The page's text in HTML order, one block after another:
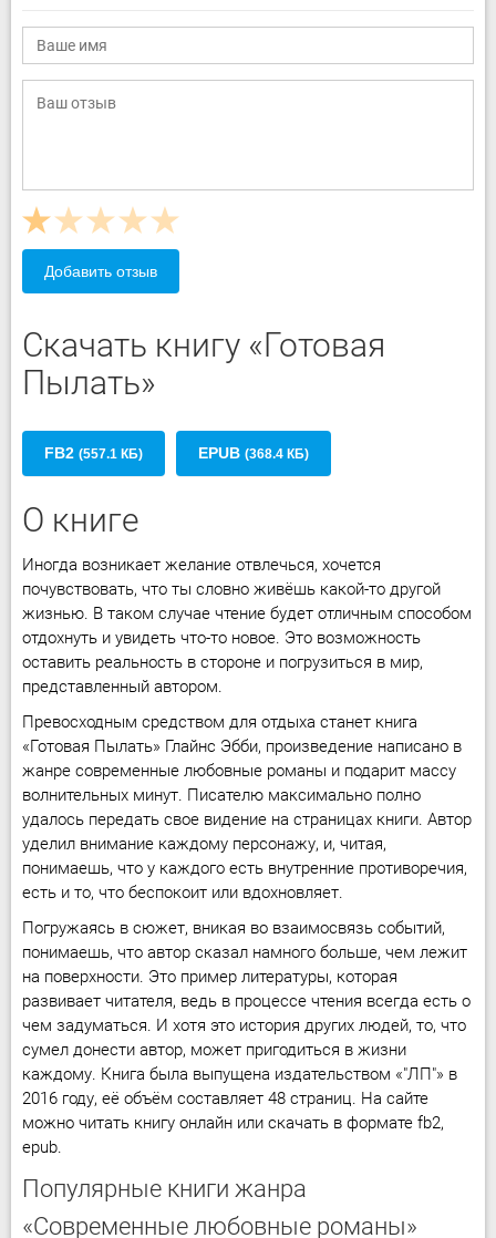
Добавить отзыв
Скачать книгу «Готовая
Пылать»
FB2 (557.1 КБ) EPUB (368.4 КБ)
О книге
Иногда возникает желание отвлечься, хочется
почувствовать, что ты словно живёшь какой-то другой
жизнью. В таком случае чтение будет отличным способом
отдохнуть и увидеть что-то новое. Это возможность
оставить реальность в стороне и погрузиться в мир,
представленный автором.
Превосходным средством для отдыха станет книга
«Готовая Пылать» Глайнс Эбби, произведение написано в
жанре современные любовные романы и подарит массу
волнительных минут. Писателю максимально полно
удалось передать свое видение на страницах книги. Автор
уделил внимание каждому персонажу, и, читая,
понимаешь, что у каждого есть внутренние противоречия,
есть и то, что беспокоит или вдохновляет.
Погружаясь в сюжет, вникая во взаимосвязь событий,
понимаешь, что автор сказал намного больше, чем лежит
на поверхности. Это пример литературы, которая
развивает читателя, ведь в процессе чтения всегда есть о
чем задуматься. И хотя это история других людей, то, что
сумел донести автор, может пригодиться в жизни
каждому. Книга была выпущена издательством «"ЛП"» в
2016 году, её объём составляет 48 страниц. На сайте
можно читать книгу онлайн или скачать в формате fb2,
epub.
Популярные книги жанра
«Современные любовные романы»